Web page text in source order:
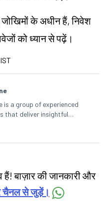
जोखिमों के अधीन हैं, निवेश
को ध्यान से पढ़ें।
is a group of experienced
that deliver insightful
market, IPO, economy,
हैं! बाज़ार की जानकारी और
चैनल से जुड़ें।